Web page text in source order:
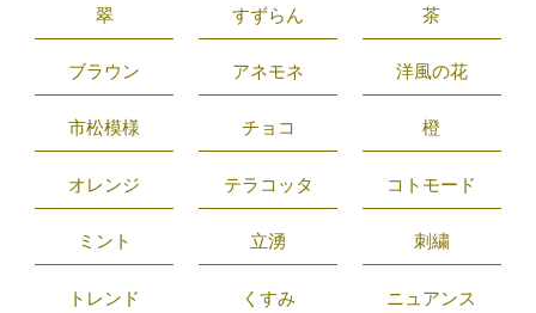
翠 すずらん 茶
ブラウン アネモネ 洋風の花
市松模様 チョコ 橙
オレンジ テラコッタ コトモード
ミント 立湧 刺繍
トレンド くすみ ニュアンス